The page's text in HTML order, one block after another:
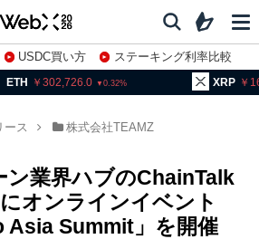
USDC買い方
ステーキング利率比較
302,726.0 0.32 XRP 164.89
ース 株式会社TEAMZ
ン業界ハブのChainTalk
オンラインイベント
Asia Summit」を開催